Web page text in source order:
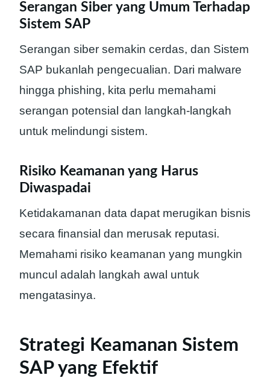
Serangan Siber yang Umum Terhadap
Sistem SAP
Serangan siber semakin cerdas, dan Sistem
SAP bukanlah pengecualian. Dari malware
hingga phishing, kita perlu memahami
serangan potensial dan langkah-langkah
untuk melindungi sistem.
Risiko Keamanan yang Harus
Diwaspadai
Ketidakamanan data dapat merugikan bisnis
secara finansial dan merusak reputasi.
Memahami risiko keamanan yang mungkin
muncul adalah langkah awal untuk
mengatasinya.
Strategi Keamanan Sistem
SAP yang Efektif